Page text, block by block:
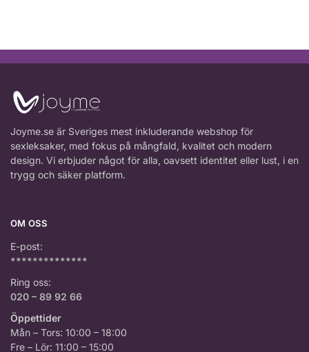
Joyme.se är Sveriges mest inkluderande webshop för
sexleksaker, med fokus på mångfald, kvalitet och modern
design. Vi erbjuder något för alla, oavsett identitet eller lust, i en
trygg och säker platform.
OM OSS
E-post:
**************
Ring oss:
020 – 89 92 66
Öppettider
Mån – Tors: 10:00 – 18:00
Fre – Lör: 11:00 – 15:00